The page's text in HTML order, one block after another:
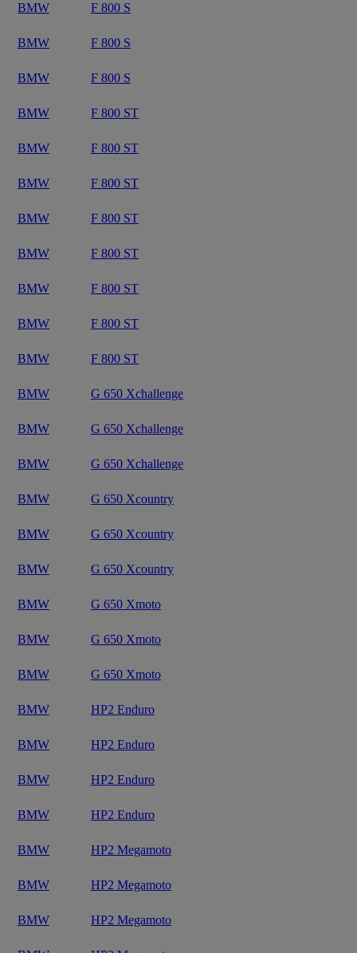
BMW F 800 S
BMW F 800 S
BMW F 800 S
BMW F 800 ST
BMW F 800 ST
BMW F 800 ST
BMW F 800 ST
BMW F 800 ST
BMW F 800 ST
BMW F 800 ST
BMW F 800 ST
BMW G 650 Xchallenge
BMW G 650 Xchallenge
BMW G 650 Xchallenge
BMW G 650 Xcountry
BMW G 650 Xcountry
BMW G 650 Xcountry
BMW G 650 Xmoto
BMW G 650 Xmoto
BMW G 650 Xmoto
BMW HP2 Enduro
BMW HP2 Enduro
BMW HP2 Enduro
BMW HP2 Enduro
BMW HP2 Megamoto
BMW HP2 Megamoto
BMW HP2 Megamoto